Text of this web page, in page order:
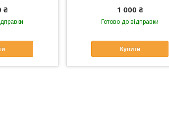
₴ 1 000 ₴
Готово до відправки
Купити